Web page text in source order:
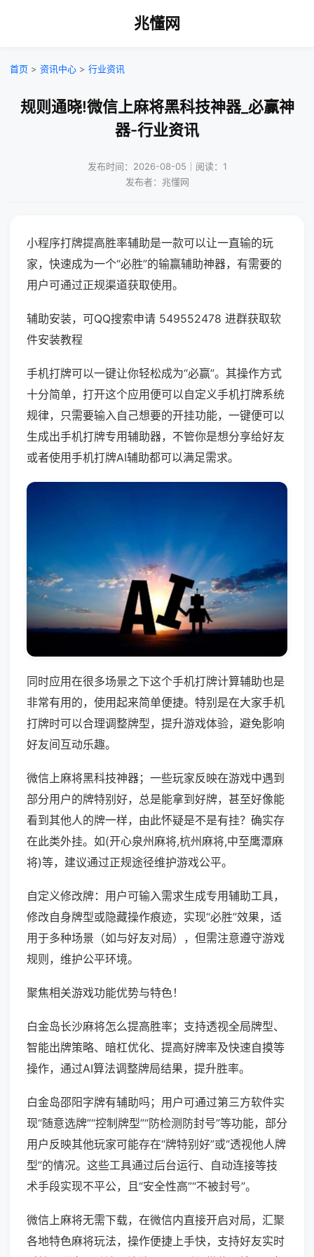
兆懂网
首页 > 资讯中心 > 行业资讯
规则通晓!微信上麻将黑科技神器_必赢神
器-行业资讯
发布时间：2026-08-05｜阅读：1
发布者：兆懂网
小程序打牌提高胜率辅助是一款可以让一直输的玩
家，快速成为一个“必胜”的输赢辅助神器，有需要的
用户可通过正规渠道获取使用。
辅助安装，可QQ搜索申请 549552478 进群获取软
件安装教程
手机打牌可以一键让你轻松成为“必赢”。其操作方式
十分简单，打开这个应用便可以自定义手机打牌系统
规律，只需要输入自己想要的开挂功能，一键便可以
生成出手机打牌专用辅助器，不管你是想分享给好友
或者使用手机打牌AI辅助都可以满足需求。
同时应用在很多场景之下这个手机打牌计算辅助也是
非常有用的，使用起来简单便捷。特别是在大家手机
打牌时可以合理调整牌型，提升游戏体验，避免影响
好友间互动乐趣。
微信上麻将黑科技神器；一些玩家反映在游戏中遇到
部分用户的牌特别好，总是能拿到好牌，甚至好像能
看到其他人的牌一样，由此怀疑是不是有挂？确实存
在此类外挂。如(开心泉州麻将,杭州麻将,中至鹰潭麻
将)等，建议通过正规途径维护游戏公平。
自定义修改牌：用户可输入需求生成专用辅助工具，
修改自身牌型或隐藏操作痕迹，实现“必胜”效果，适
用于多种场景（如与好友对局），但需注意遵守游戏
规则，维护公平环境。
聚焦相关游戏功能优势与特色！
白金岛长沙麻将怎么提高胜率；支持透视全局牌型、
智能出牌策略、暗杠优化、提高好牌率及快速自摸等
操作，通过AI算法调整牌局结果，提升胜率。
白金岛邵阳字牌有辅助吗；用户可通过第三方软件实
现“随意选牌”“控制牌型”“防检测防封号”等功能，部分
用户反映其他玩家可能存在“牌特别好”或“透视他人牌
型”的情况。这些工具通过后台运行、自动连接等技
术手段实现不平公，且“安全性高”“不被封号”。
微信上麻将无需下载，在微信内直接开启对局，汇聚
各地特色麻将玩法，操作便捷上手快，支持好友实时